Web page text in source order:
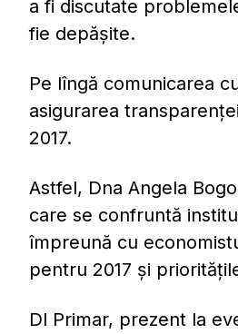
a fi discutate
fie depăşite.
Pe lîngă comunicarea
asigurarea t
2017.
Astfel, Dna Angela
care se confruntă
împreună cu
pentru 2017 şi
Dl Primar, prezent la